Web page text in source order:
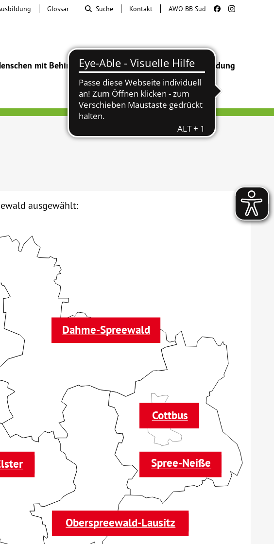
mit BehinderungBeratung & HilfeBegegnung Bildung
Glossar Suche Kontakt AWO BB Süd
ausgewählt:
Oberspreewald-Lausitz
Spree-Neiße
Cottbus
Dahme-Spreewald